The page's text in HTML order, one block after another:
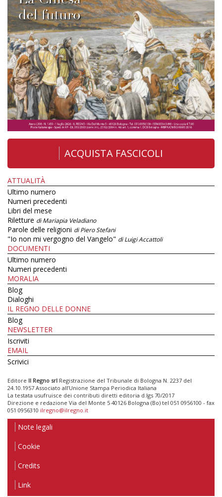
ACQUISTA FASCICOLI
ATTUALITÀ
Ultimo numero
Numeri precedenti
Libri del mese
Riletture di Mariapia Veladiano
Parole delle religioni di Piero Stefani
"Io non mi vergogno del Vangelo" di Luigi Accattoli
DOCUMENTI
Ultimo numero
Numeri precedenti
MORALIA
Blog
Dialoghi
IL REGNO DELLE DONNE
Blog
NEWSLETTER
Iscriviti
EMAIL
Scrivici
Editore Il Regno srl Registrazione del Tribunale di Bologna N. 2237 del
24.10.1957 Associato all’Unione Stampa Periodica Italiana
La testata usufruisce dei contributi diretti editoria d.lgs 70/2017
Direzione e redazione Via del Monte 5 40126 Bologna (Bo) tel 051 0956100 - fax
051 0956310 ilregno@ilregno.it
Note legali
Cookie
Credits
Link